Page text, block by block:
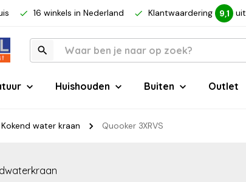
16 winkels in Nederland Klantwaardering 9,1 uit
Huishouden Buiten Outlet
Kokend water kraan Quooker 3XRVS